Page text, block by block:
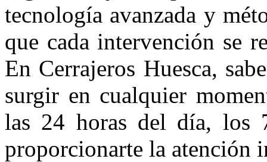
tecnología avanzada y
que cada intervención se
En Cerrajeros Huesca,
surgir en cualquier
las 24 horas del día, los
proporcionarte la atención